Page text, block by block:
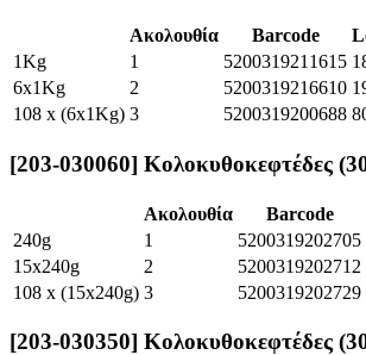
Ακολουθία Barcode
1Kg
1 5200319211615
6x1Kg
2 5200319216610
108 x (6x1Kg) 3 5200319200688
[203-030060] Κολοκυθοκεφτέδες
Ακολουθία Barcode
240g
1 5200319202705
15x240g
2 5200319202712
108 x (15x240g) 3 5200319202729
[203-030350] Κολοκυθοκεφτέδες